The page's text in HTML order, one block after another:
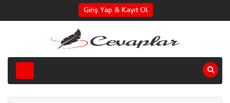
Giriş Yap & Kayıt Ol